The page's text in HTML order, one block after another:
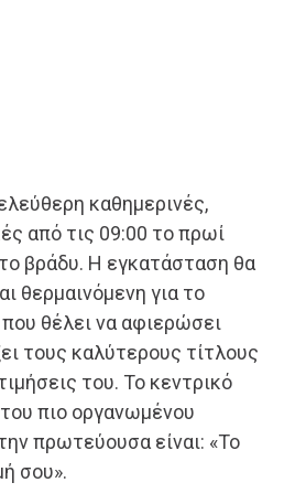
καθημερινές,
από τις 09:00 το πρωί
το βράδυ. Η εγκατάσταση θα
θερμαινόμενη για το
θέλει να αφιερώσει
τους καλύτερους τίτλους
του. Το κεντρικό
πιο οργανωμένου
πρωτεύουσα είναι: «Το
σου».